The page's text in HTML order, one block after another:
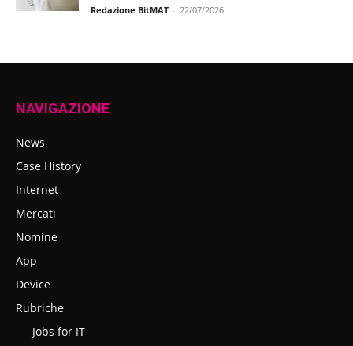
Redazione BitMAT - 22/07/2026
NAVIGAZIONE
News
Case History
Internet
Mercati
Nomine
App
Device
Rubriche
Jobs for IT